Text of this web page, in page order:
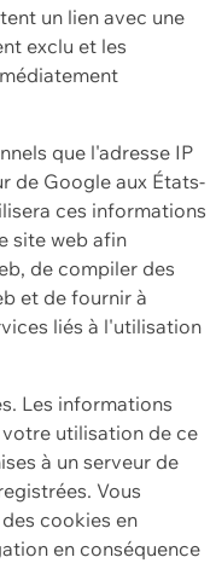
un lien avec une
exclu et les
que l'adresse IP
de Google aux États-
ces informations
site web afin
de compiler des
et de fournir à
liés à l'utilisation
Les informations
utilisation de ce
à un serveur de
Vous
cookies en
en conséquence